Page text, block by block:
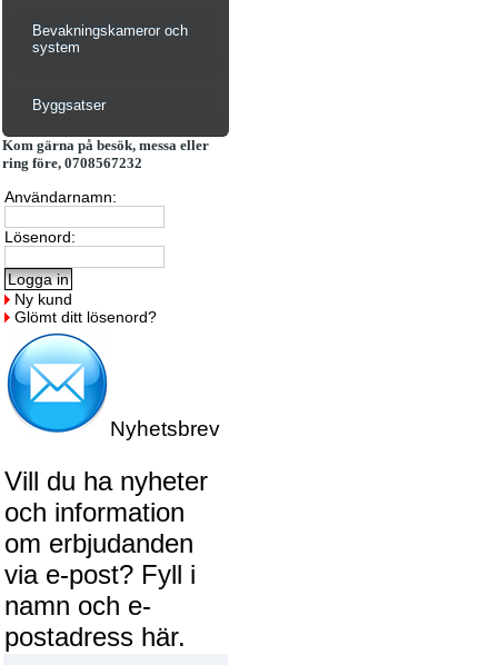
Bevakningskameror och
system
Byggsatser
Kom gärna på besök, messa eller
ring före, 0708567232
Användarnamn:
Lösenord:
Ny kund
Glömt ditt lösenord?
Nyhetsbrev
Vill du ha nyheter
och information
om erbjudanden
via e-post? Fyll i
namn och e-
postadress här.